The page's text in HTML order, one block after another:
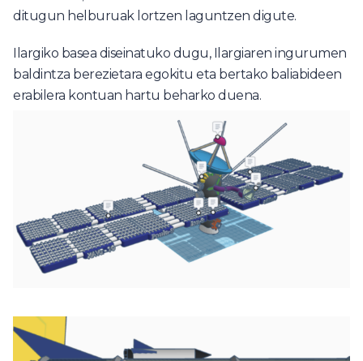
ditugun helburuak lortzen laguntzen digute.
Ilargiko basea diseinatuko dugu, Ilargiaren ingurumen
baldintza berezietara egokitu eta bertako baliabideen
erabilera kontuan hartu beharko duena.